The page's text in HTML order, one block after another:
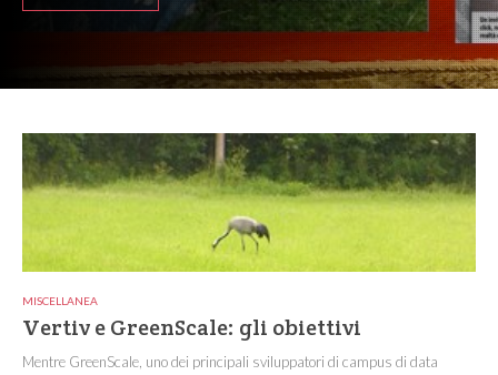
MISCELLANEA
Vertiv e GreenScale: gli obiettivi
Mentre GreenScale, uno dei principali sviluppatori di campus di data